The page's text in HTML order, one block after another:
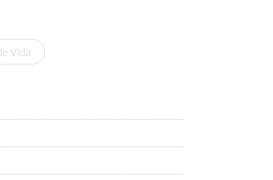
Vida